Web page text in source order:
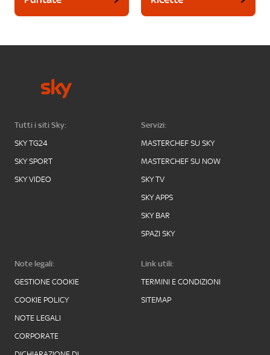
Tutti i siti Sky:
SKY TG24
SKY SPORT
SKY VIDEO
Servizi:
MASTERCHEF SU SKY
MASTERCHEF SU NOW
SKY TV
SKY APPS
SKY BAR
SPAZI SKY
Note legali:
GESTIONE COOKIE
COOKIE POLICY
NOTE LEGALI
CORPORATE
Link utili:
TERMINI E CONDIZIONI
SITEMAP